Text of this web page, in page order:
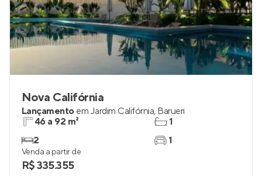
Nova Califórnia
Lançamento em Jardim Califórnia, Barueri
46 a 92 m²
2
1
1
Venda a partir de
R$ 335.355